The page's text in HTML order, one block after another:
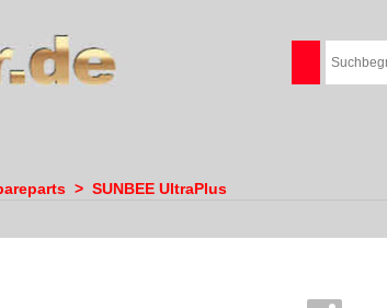
> SUNBEE UltraPlus